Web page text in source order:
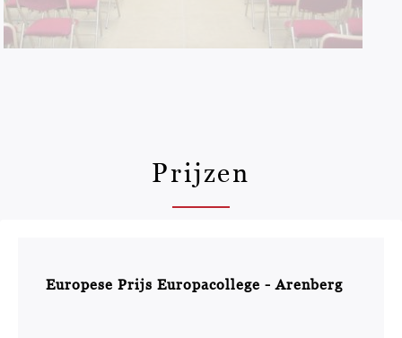
Prijzen
Europese Prijs Europacollege - Arenberg